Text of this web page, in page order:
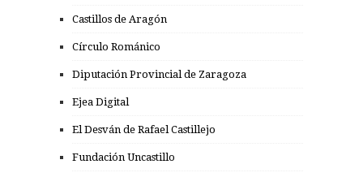
Castillos de Aragón
Círculo Románico
Diputación Provincial de Zaragoza
Ejea Digital
El Desván de Rafael Castillejo
Fundación Uncastillo